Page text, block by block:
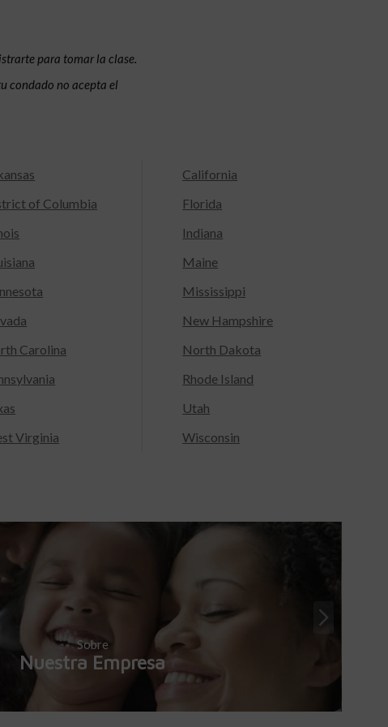
para tomar la clase.
condado no acepta el
California
of Columbia
Florida
Indiana
Maine
Mississippi
New Hampshire
Carolina
North Dakota
Rhode Island
Utah
Virginia
Wisconsin
Sobre
Nuestra Empresa